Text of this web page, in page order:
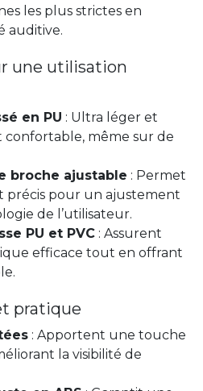
les plus strictes en
auditive.
une utilisation
en PU : Ultra léger et
même sur de
broche ajustable : Permet
précis pour un ajustement
de l’utilisateur.
PU et PVC : Assurent
efficace tout en offrant
pratique
: Apportent une touche
la visibilité de